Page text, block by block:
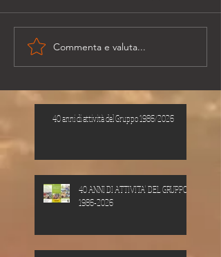
Commenta e valuta...
40 anni di attività del Gruppo 1986/2026
40 ANNI DI ATTIVITA' DEL GRUPPO
1986-2026